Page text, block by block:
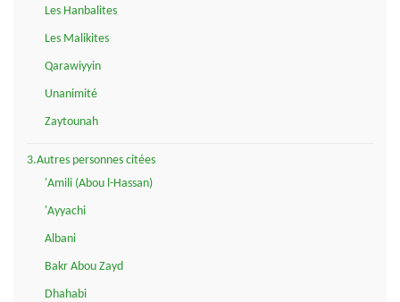
Les Hanbalites
Les Malikites
Qarawiyyin
Unanimité
Zaytounah
3.Autres personnes citées
'Amili (Abou l-Hassan)
'Ayyachi
Albani
Bakr Abou Zayd
Dhahabi